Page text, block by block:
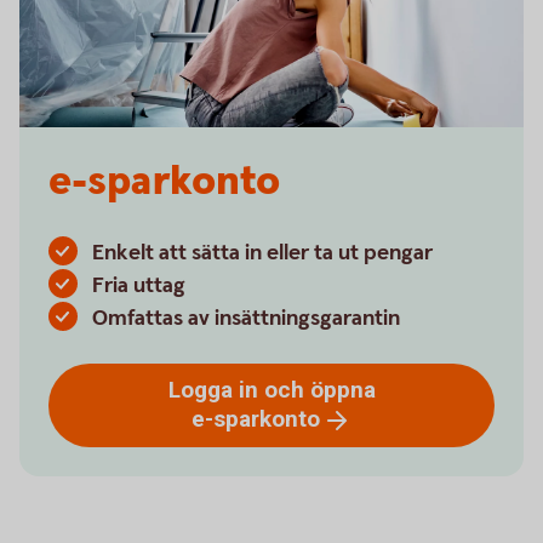
e-sparkonto
Enkelt att sätta in eller ta ut pengar
Fria uttag
Omfattas av insättningsgarantin
Logga in och öppna
e-sparkonto